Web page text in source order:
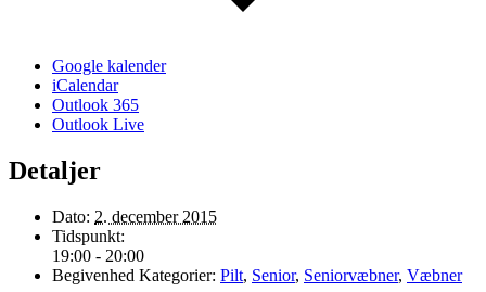
Google kalender
iCalendar
Outlook 365
Outlook Live
Detaljer
Dato: 2. december 2015
Tidspunkt:
19:00 - 20:00
Begivenhed Kategorier: Pilt, Senior, Seniorvæbner, Væbner